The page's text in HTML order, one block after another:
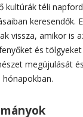
kultúrák téli
keresendők.
vissza, amikor is
és
megújulását